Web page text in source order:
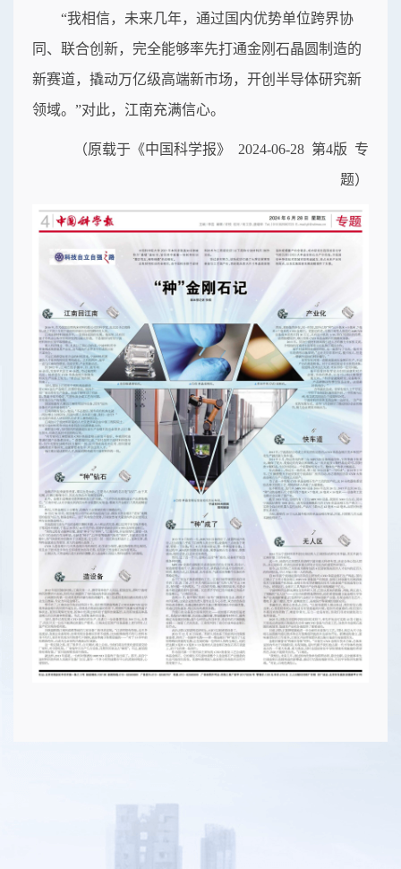
“我相信，未来几年，通过国内优势单位跨界协
同、联合创新，完全能够率先打通金刚石晶圆制造的
新赛道，撬动万亿级高端新市场，开创半导体研究新
领域。”对此，江南充满信心。
（原载于《中国科学报》 2024-06-28 第4版 专
题）